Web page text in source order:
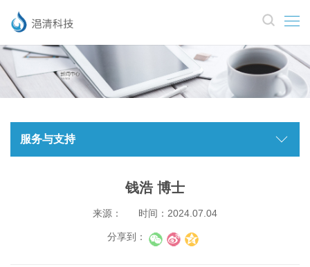
服务与支持
钱浩 博士
来源： 时间：2024.07.04
分享到：